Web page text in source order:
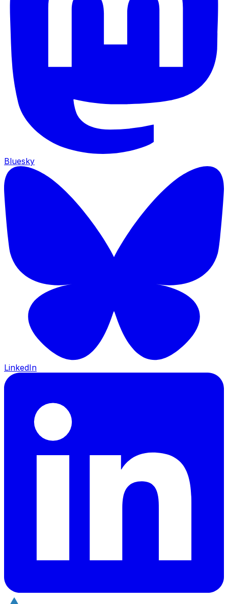
Bluesky
LinkedIn